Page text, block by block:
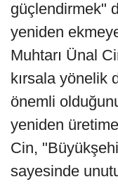
güçlendirmek"
yeniden
Muhtarı Ünal
kırsala yönelik
önemli
yeniden üretime
Cin,
sayesinde